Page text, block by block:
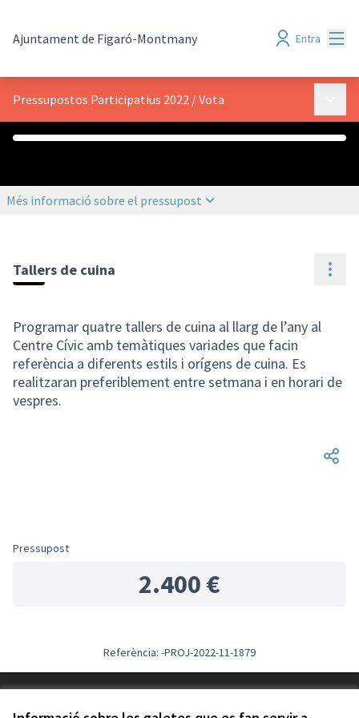
Ajuntament de Figaró-Montmany Entra
Pressupostos Participatius 2022 /Vota
Més informació sobre el pressupost
Tallers de cuina
Programar quatre tallers de cuina al llarg de l’any al
Centre Cívic amb temàtiques variades que facin
referència a diferents estils i orígens de cuina. Es
realitzaran preferiblement entre setmana i en horari de
vespres.
Pressupost
2.400 €
Referència: -PROJ-2022-11-1879
Configuració de les galetes